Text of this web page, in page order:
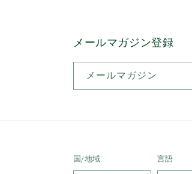
メールマガジン登録
メールマガジン
国/地域 言語